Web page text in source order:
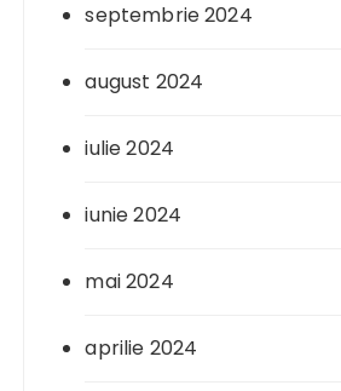
septembrie 2024
august 2024
iulie 2024
iunie 2024
mai 2024
aprilie 2024